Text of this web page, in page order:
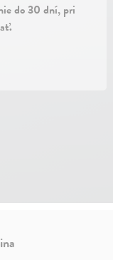
do 30 dní, pri